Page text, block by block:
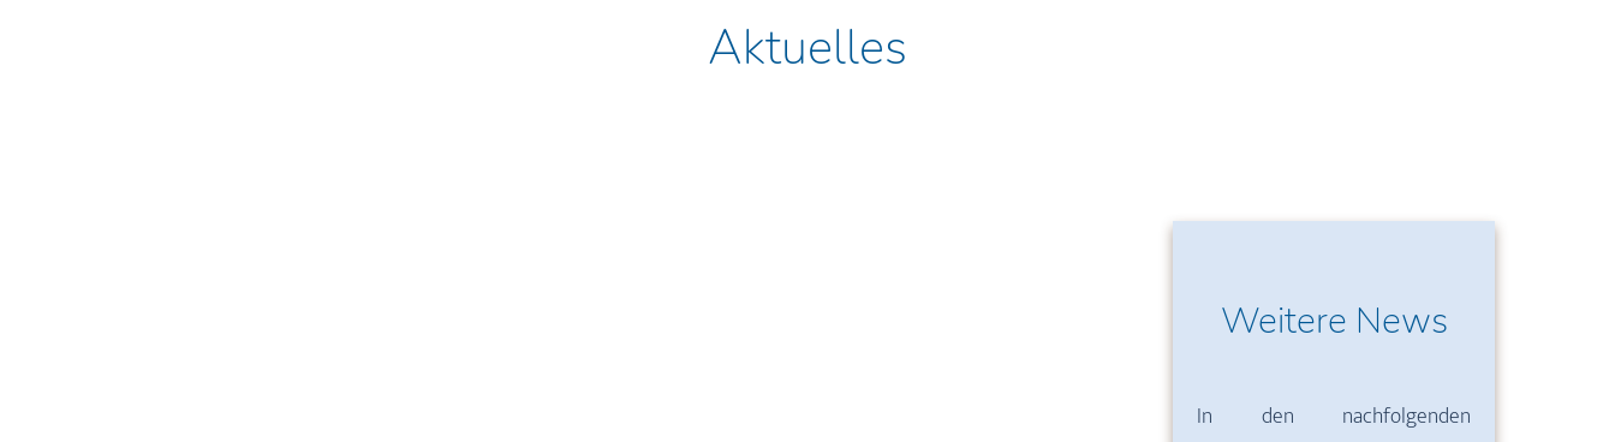
Aktuelles
Weitere News
In den nachfolgenden